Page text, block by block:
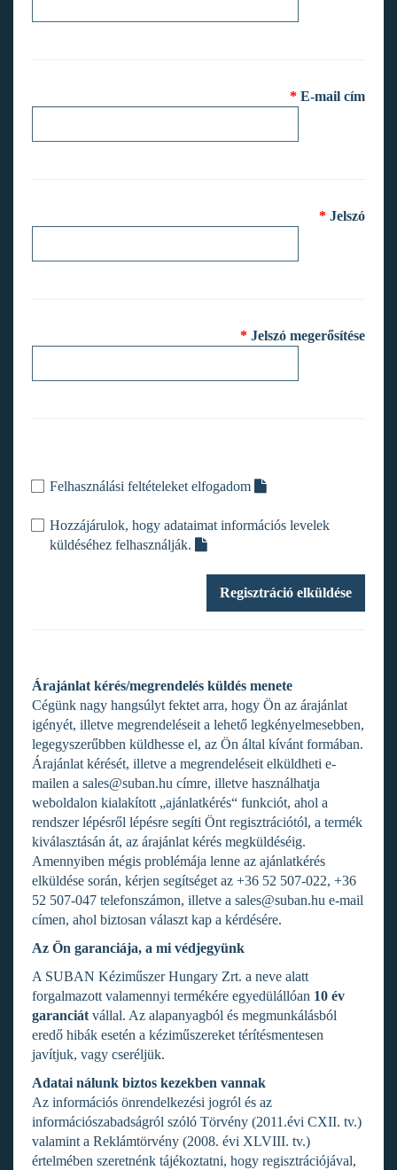
* E-mail cím
* Jelszó
* Jelszó megerősítése
Felhasználási feltételeket elfogadom
Hozzájárulok, hogy adataimat információs levelek
küldéséhez felhasználják.
Regisztráció elküldése
Árajánlat kérés/megrendelés küldés menete
Cégünk nagy hangsúlyt fektet arra, hogy Ön az árajánlat
igényét, illetve megrendeléseit a lehető legkényelmesebben,
legegyszerűbben küldhesse el, az Ön által kívánt formában.
Árajánlat kérését, illetve a megrendeléseit elküldheti e-
mailen a sales@suban.hu címre, illetve használhatja
weboldalon kialakított „ajánlatkérés“ funkciót, ahol a
rendszer lépésről lépésre segíti Önt regisztrációtól, a termék
kiválasztásán át, az árajánlat kérés megküldéséig.
Amennyiben mégis problémája lenne az ajánlatkérés
elküldése során, kérjen segítséget az +36 52 507-022, +36
52 507-047 telefonszámon, illetve a sales@suban.hu e-mail
címen, ahol biztosan választ kap a kérdésére.
Az Ön garanciája, a mi védjegyünk
A SUBAN Kéziműszer Hungary Zrt. a neve alatt
forgalmazott valamennyi termékére egyedülállóan 10 év
garanciát vállal. Az alapanyagból és megmunkálásból
eredő hibák esetén a kéziműszereket térítésmentesen
javítjuk, vagy cseréljük.
Adatai nálunk biztos kezekben vannak
Az információs önrendelkezési jogról és az
információszabadságról szóló Törvény (2011.évi CXII. tv.)
valamint a Reklámtörvény (2008. évi XLVIII. tv.)
értelmében szeretnénk tájékoztatni, hogy regisztrációjával,